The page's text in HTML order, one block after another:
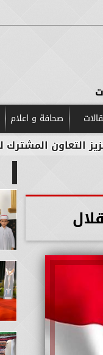
صحافة و اعلام
المشترك لدعم جهود